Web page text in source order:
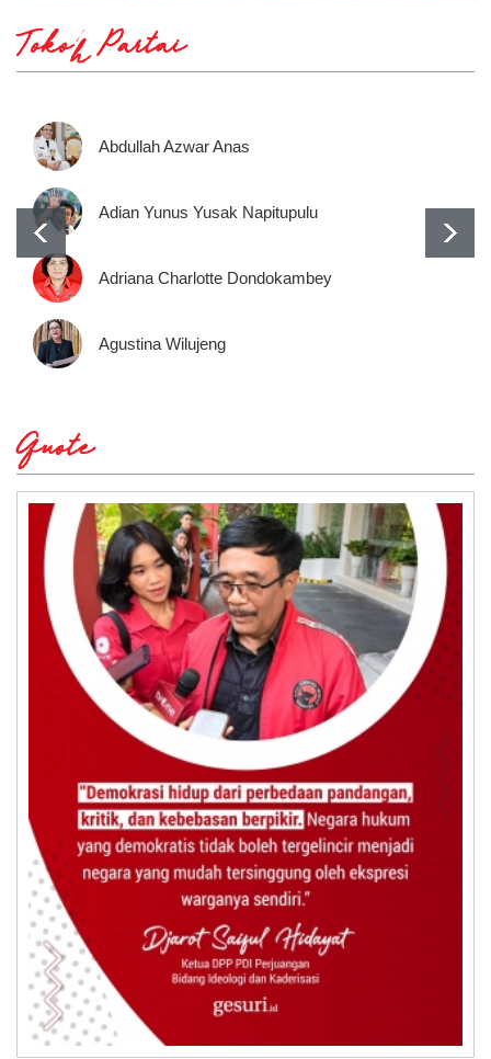
Tokoh Partai
Abdullah Azwar Anas
Adian Yunus Yusak Napitupulu
Adriana Charlotte Dondokambey
Agustina Wilujeng
Quote